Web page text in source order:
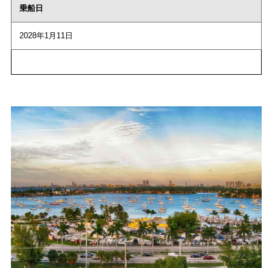
乗船日
2028年1月11日